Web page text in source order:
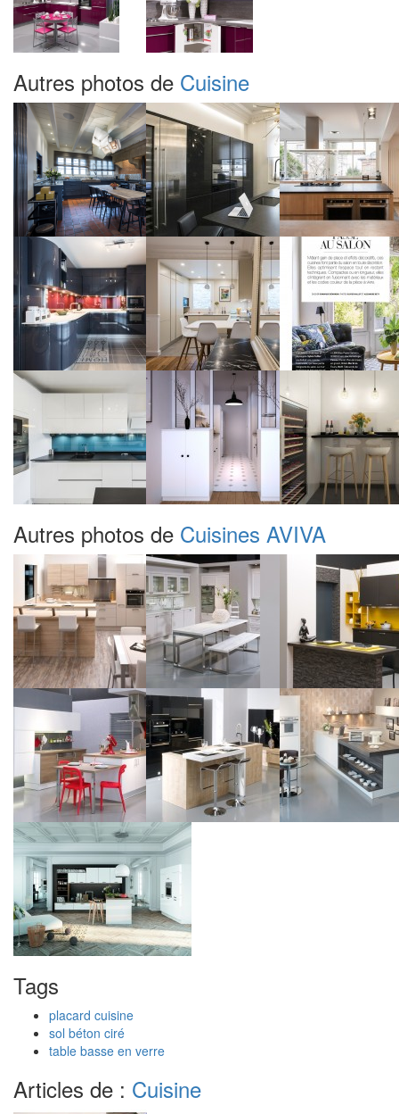
Autres photos de Cuisine
Autres photos de Cuisines AVIVA
Tags
placard cuisine
sol béton ciré
table basse en verre
Articles de : Cuisine